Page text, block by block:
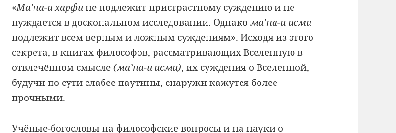
«Ма’на-и харфине подлежит пристрастному суждению и не
нуждается в доскональном исследовании. Однакома’на-и исми
подлежит всем верным и ложным суждениям». Исходя из этого
секрета, в книгах философов, рассматривающих Вселенную в
отвлечённом смысле(ма’на-и исми), их суждения о Вселенной,
будучи по сути слабее паутины, снаружи кажутся более
прочными.
Учёные-богословы на философские вопросы и на науки о